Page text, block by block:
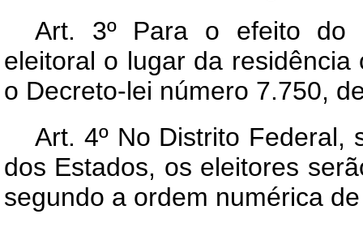
Art. 3º Para o efeito do
eleitoral o lugar da
o Decreto-lei número 7.750,
Art. 4º No Distrito Federal,
dos Estados, os eleitores
segundo a ordem numérica